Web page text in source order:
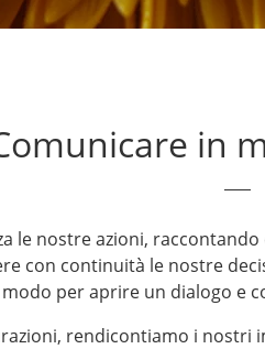
in
le nostre azioni,
con continuità le nostre
modo per aprire un dialogo e
rendicontiamo i